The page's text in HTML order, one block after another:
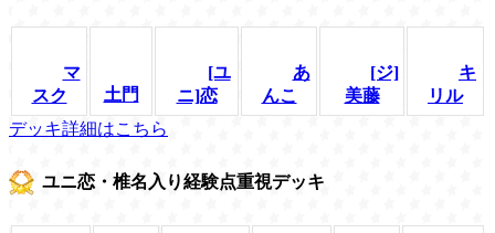
マ
スク
土門
[ユ
ニ]恋
あ
んこ
[ジ]
美藤
キ
リル
デッキ詳細はこちら
ユニ恋・椎名入り経験点重視デッキ